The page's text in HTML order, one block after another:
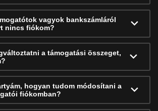
vagyok bankszámláról
nincs fiókom?
a támogatási összeget,
hogyan tudom módosítani a
fiókomban?